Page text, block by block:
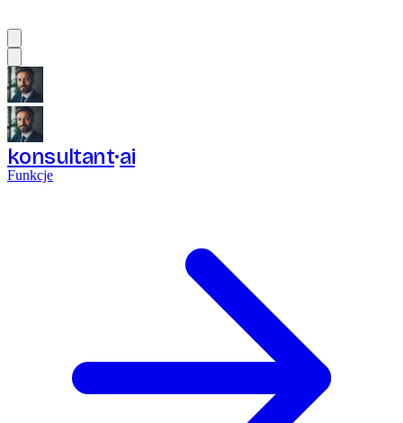
konsultant ai
Funkcje